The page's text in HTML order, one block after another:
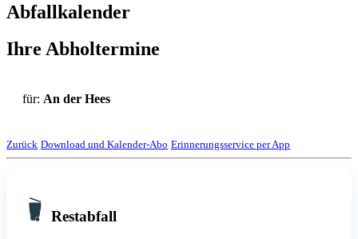
Abfallkalender
Ihre Abholtermine
für: An der Hees
Zurück Download und Kalender-Abo Erinnerungsservice per App
Restabfall